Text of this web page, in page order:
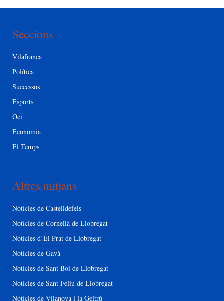
Seccions
Vilafranca
Política
Successos
Esports
Oci
Economia
El Temps
Altres mitjans
Notícies de Castelldefels
Notícies de Cornellà de Llobregat
Notícies d’El Prat de Llobregat
Notícies de Gavà
Notícies de Sant Boi de Llobregat
Notícies de Sant Feliu de Llobregat
Notícies de Vilanova i la Geltrú